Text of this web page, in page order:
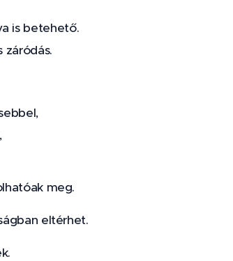
is betehető.
meg.
eltérhet.